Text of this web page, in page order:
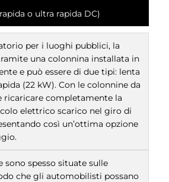
o ultra rapida DC)
per i luoghi pubblici, la
una colonnina installata in
e può essere di due tipi: lenta
(22 kW). Con le colonnine da
ricaricare completamente la
elettrico scarico nel giro di
così un’ottima opzione
sono spesso situate sulle
che gli automobilisti possano